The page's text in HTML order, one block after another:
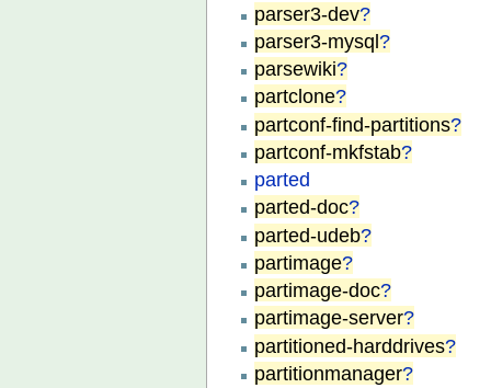
parser3-dev?
parser3-mysql?
parsewiki?
partclone?
partconf-find-partitions?
partconf-mkfstab?
parted
parted-doc?
parted-udeb?
partimage?
partimage-doc?
partimage-server?
partitioned-harddrives?
partitionmanager?